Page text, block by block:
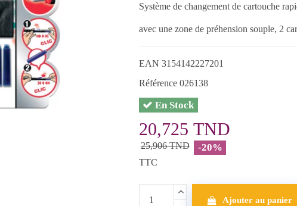
Système de changement de cartouche
avec une zone de préhension souple, 2
EAN 3154142227201
Référence 026138
En Stock
20,725 TND
25,906 TND -20%
TTC
Ajouter au panier